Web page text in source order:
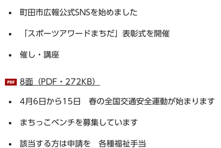
町田市広報公式SNSを始めました
「スポーツアワードまちだ」表彰式を開催
催し・講座
8面（PDF・272KB）
4月6日から15日 春の全国交通安全運動が始まります
まちっこベンチを募集しています
該当する方は申請を 各種福祉手当